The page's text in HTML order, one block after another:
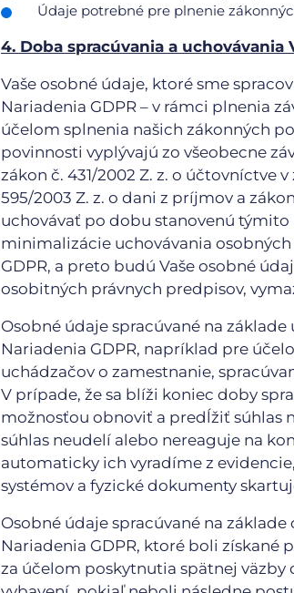
Údaje potrebné pre plnenie
4. Doba spracúvania a uchovávania
Vaše osobné údaje, ktoré sme
Nariadenia GDPR – v rámci plnenia
účelom splnenia našich zákonných
povinnosti vyplývajú zo všeobecne
zákon č. 431/2002 Z. z. o účtovníctve
595/2003 Z. z. o dani z príjmov a
uchovávať po dobu stanovenú
minimalizácie uchovávania
GDPR, a preto budú Vaše osobné
osobitných právnych predpisov,
Osobné údaje spracúvané na základe
Nariadenia GDPR, napríklad pre
uchádzačov o zamestnanie,
V prípade, že sa blíži koniec doby
možnosťou obnoviť a predĺžiť súhlas
súhlas neudelí alebo nereaguje na
automaticky ich vyradíme z
systémov a fyzické dokumenty
Osobné údaje spracúvané na
Nariadenia GDPR, ktoré boli
za účelom poskytnutia spätnej